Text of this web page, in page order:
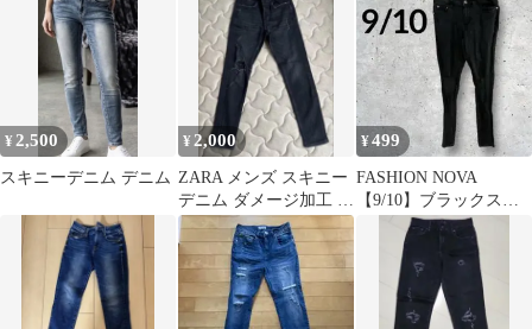
ブルー 28インチ
¥ 2,500
スキニーデニム デニム
¥ 2,000
ZARA メンズ スキニー
デニム ダメージ加工 ブ
ラック
¥499
FASHION NOVA
【9/10】ブラックスキ
ニーデニム